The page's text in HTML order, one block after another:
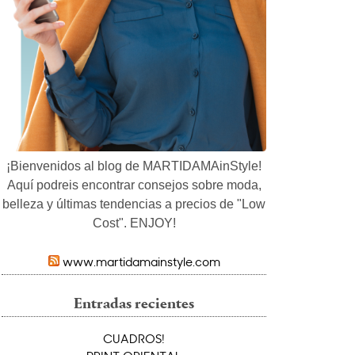
¡Bienvenidos al blog de MARTIDAMAinStyle!
Aquí podreis encontrar consejos sobre moda,
belleza y últimas tendencias a precios de "Low
Cost". ENJOY!
www.martidamainstyle.com
Entradas recientes
CUADROS!